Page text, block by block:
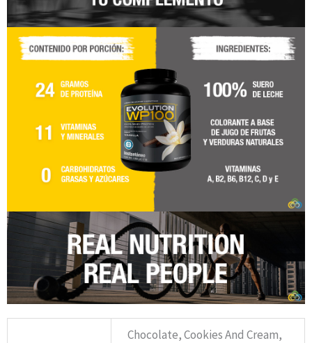
Chocolate, Cookies And Cream,